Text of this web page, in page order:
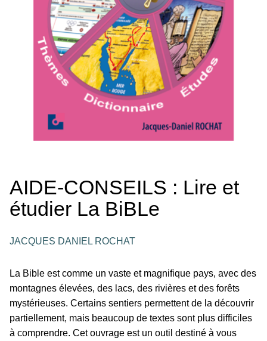
AIDE-CONSEILS : Lire et
étudier La BiBLe
JACQUES DANIEL ROCHAT
La Bible est comme un vaste et magnifique pays, avec des
montagnes élevées, des lacs, des rivières et des forêts
mystérieuses. Certains sentiers permettent de la découvrir
partiellement, mais beaucoup de textes sont plus difficiles
à comprendre. Cet ouvrage est un outil destiné à vous